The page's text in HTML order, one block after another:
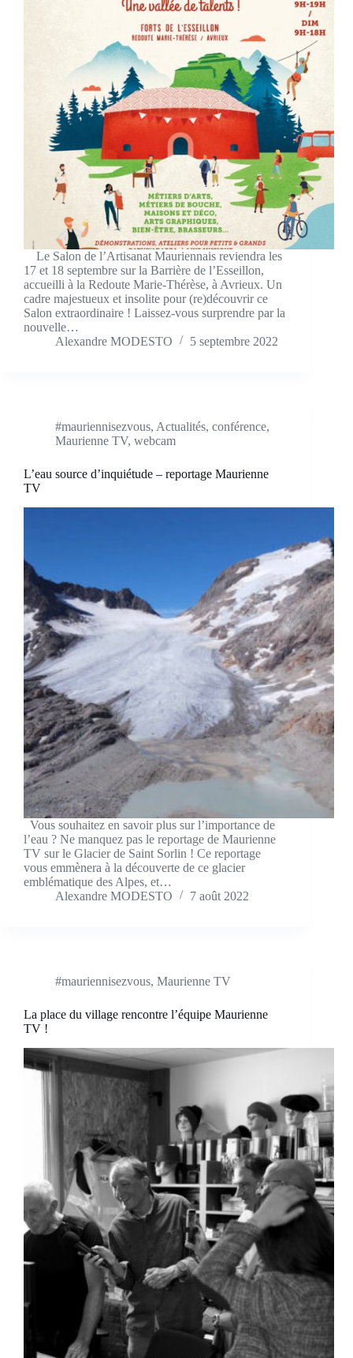
Le Salon de l’Artisanat Mauriennais reviendra les
17 et 18 septembre sur la Barrière de l’Esseillon,
accueilli à la Redoute Marie-Thérèse, à Avrieux. Un
cadre majestueux et insolite pour (re)découvrir ce
Salon extraordinaire ! Laissez-vous surprendre par la
nouvelle…
Alexandre MODESTO
5 septembre 2022
#mauriennisezvous, Actualités, conférence,
Maurienne TV, webcam
L’eau source d’inquiétude – reportage Maurienne
TV
Vous souhaitez en savoir plus sur l’importance de
l’eau ? Ne manquez pas le reportage de Maurienne
TV sur le Glacier de Saint Sorlin ! Ce reportage
vous emmènera à la découverte de ce glacier
emblématique des Alpes, et…
Alexandre MODESTO
7 août 2022
#mauriennisezvous, Maurienne TV
La place du village rencontre l’équipe Maurienne
TV !